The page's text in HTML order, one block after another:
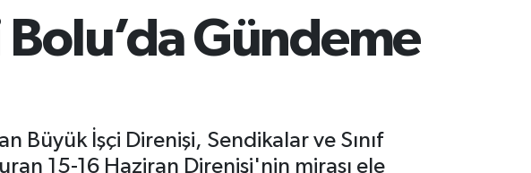
%0.85
BİST100
13.688
%207
Bolu’da Gündeme
Büyük İşçi Direnişi, Sendikalar ve Sınıf
15-16 Haziran Direnişi'nin mirası ele